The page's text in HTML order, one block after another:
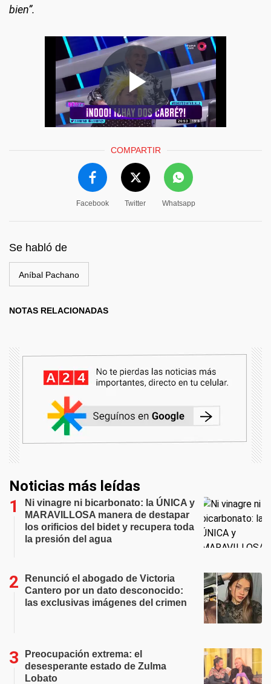
bien”.
COMPARTIR
Facebook Twitter Whatsapp
Se habló de
Aníbal Pachano
NOTAS RELACIONADAS
Noticias más leídas
Ni vinagre ni bicarbonato: la ÚNICA y
MARAVILLOSA manera de destapar
los orificios del bidet y recupera toda
la presión del agua
Renunció el abogado de Victoria
Cantero por un dato desconocido:
las exclusivas imágenes del crimen
Preocupación extrema: el
desesperante estado de Zulma
Lobato